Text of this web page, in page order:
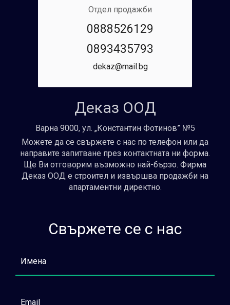
Отдел продажби
0888526129
0893435793
dekaz@mail.bg
Деказ ООД
Варна 9000, ул. „Константин Фотинов” №5
Можете да се свържете с нас по телефон или да
направите запитване през контактната ни форма.
Ще Ви отговорим възможно най-бързо. Фирма
Деказ ООД е строител и извършва продажби на
апартаментни директно.
Свържете се с нас